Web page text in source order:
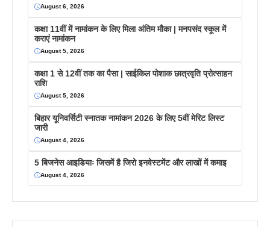
August 6, 2026
कक्षा 11वीं में नामांकन के लिए मिला अंतिम मौका | मनपसंद स्कूल में
कराएं नामांकन
August 5, 2026
कक्षा 1 से 12वीं तक का पैसा | साईकिल पोशाक छात्रवृति प्रोत्साहन
राशि
August 5, 2026
बिहार यूनिवर्सिटी स्नातक नामांकन 2026 के लिए 5वीं मेरिट लिस्ट
जारी
August 4, 2026
5 बिजनेस आइडियाः जिसमें है जिरो इनवेस्टमेंट और लाखों में कमाइ
August 4, 2026